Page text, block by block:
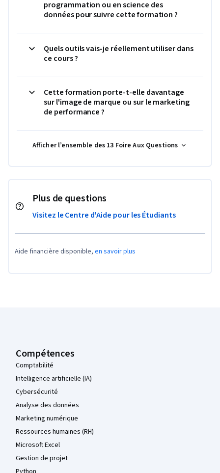
programmation ou en science des
données pour suivre cette formation ?
Quels outils vais-je réellement utiliser dans
ce cours ?
Cette formation porte-t-elle davantage
sur l'image de marque ou sur le marketing
de performance ?
Afficher l’ensemble des 13 Foire Aux Questions
Plus de questions
Visitez le Centre d'Aide pour les Étudiants
Aide financière disponible, en savoir plus
Compétences
Comptabilité
Intelligence artificielle (IA)
Cybersécurité
Analyse des données
Marketing numérique
Ressources humaines (RH)
Microsoft Excel
Gestion de projet